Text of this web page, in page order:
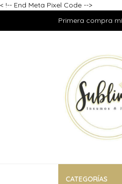
< !-- End Meta Pixel Code -->
Primera compra
CATEGORÍAS